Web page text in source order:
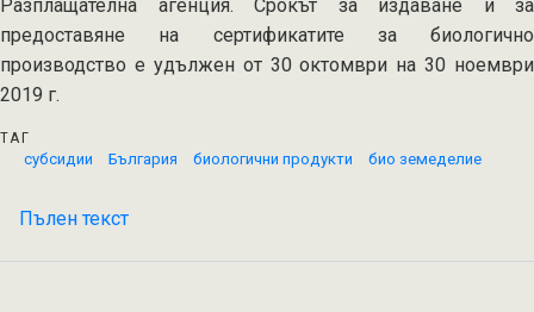
Разплащателна агенция. Срокът за издаване и за
предоставяне на сертификатите за биологично
производство е удължен от 30 октомври на 30 ноември
2019 г.
ТАГ
субсидии
България биологични продукти био земеделие
Пълен текст